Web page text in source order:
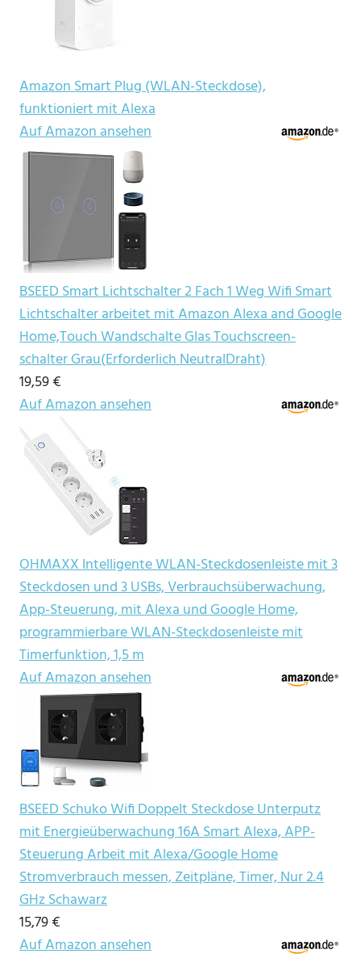
Amazon Smart Plug (WLAN-Steckdose),
funktioniert mit Alexa
Auf Amazon ansehen
BSEED Smart Lichtschalter 2 Fach 1 Weg Wifi Smart
Lichtschalter arbeitet mit Amazon Alexa and Google
Home,Touch Wandschalte Glas Touchscreen-
schalter Grau(Erforderlich NeutralDraht)
19,59 €
Auf Amazon ansehen
OHMAXX Intelligente WLAN-Steckdosenleiste mit 3
Steckdosen und 3 USBs, Verbrauchsüberwachung,
App-Steuerung, mit Alexa und Google Home,
programmierbare WLAN-Steckdosenleiste mit
Timerfunktion, 1,5 m
Auf Amazon ansehen
BSEED Schuko Wifi Doppelt Steckdose Unterputz
mit Energieüberwachung 16A Smart Alexa, APP-
Steuerung Arbeit mit Alexa/Google Home
Stromverbrauch messen, Zeitpläne, Timer, Nur 2.4
GHz Schawarz
15,79 €
Auf Amazon ansehen